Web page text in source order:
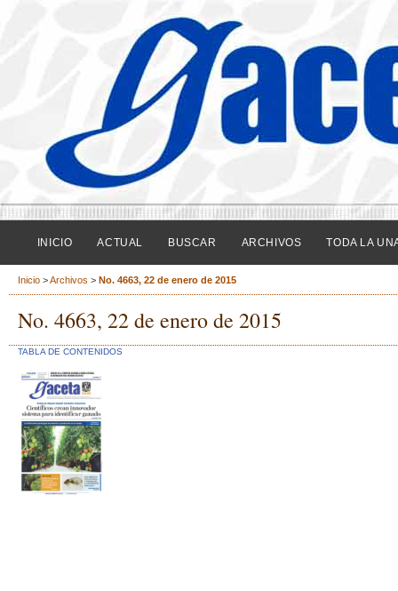
INICIO ACTUAL BUSCAR ARCHIVOS TODA LA
Inicio >Archivos > No. 4663, 22 de enero de 2015
No. 4663, 22 de enero de 2015
TABLA DE CONTENIDOS